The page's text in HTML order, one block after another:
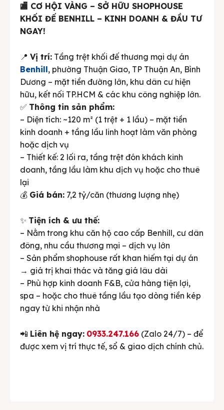
🏬 CƠ HỘI VÀNG – SỞ HỮU SHOPHOUSE
KHỐI ĐẾ BENHILL – KINH DOANH & ĐẦU TƯ
NGAY!
📍 Vị trí: Tầng trệt khối đế thương mại dự án
Benhill, phường Thuận Giao, TP Thuận An, Bình
Dương – mặt tiền đường lớn, khu dân cư hiện
hữu, kết nối TP.HCM & các khu công nghiệp lớn.
✅ Thông tin sản phẩm:
– Diện tích: ~120 m² (1 trệt + 1 lầu) – mặt tiền
kinh doanh + tầng lầu linh hoạt làm văn phòng
hoặc dịch vụ
– Thiết kế: 2 lối ra, tầng trệt đón khách kinh
doanh, tầng lầu làm khu dịch vụ hoặc cho thuê
lại
💰 Giá bán: 7,2 tỷ/căn (thương lượng nhẹ)
✨ Tiện ích & ưu thế:
– Nằm trong khu căn hộ cao cấp Benhill, cư dân
đông, nhu cầu thương mại – dịch vụ lớn
– Sản phẩm shophouse rất khan hiếm tại dự án
→ giá trị khai thác và tăng giá lâu dài
– Phù hợp kinh doanh F&B, cửa hàng tiện lợi,
spa – hoặc cho thuê tầng lầu tạo dòng tiền kép
ngay từ khi nhận nhà
📲 Liên hệ ngay: 0933.247.166 (Zalo 24/7) – để
được xem vị trí thực tế, sổ & giao dịch chính chủ.